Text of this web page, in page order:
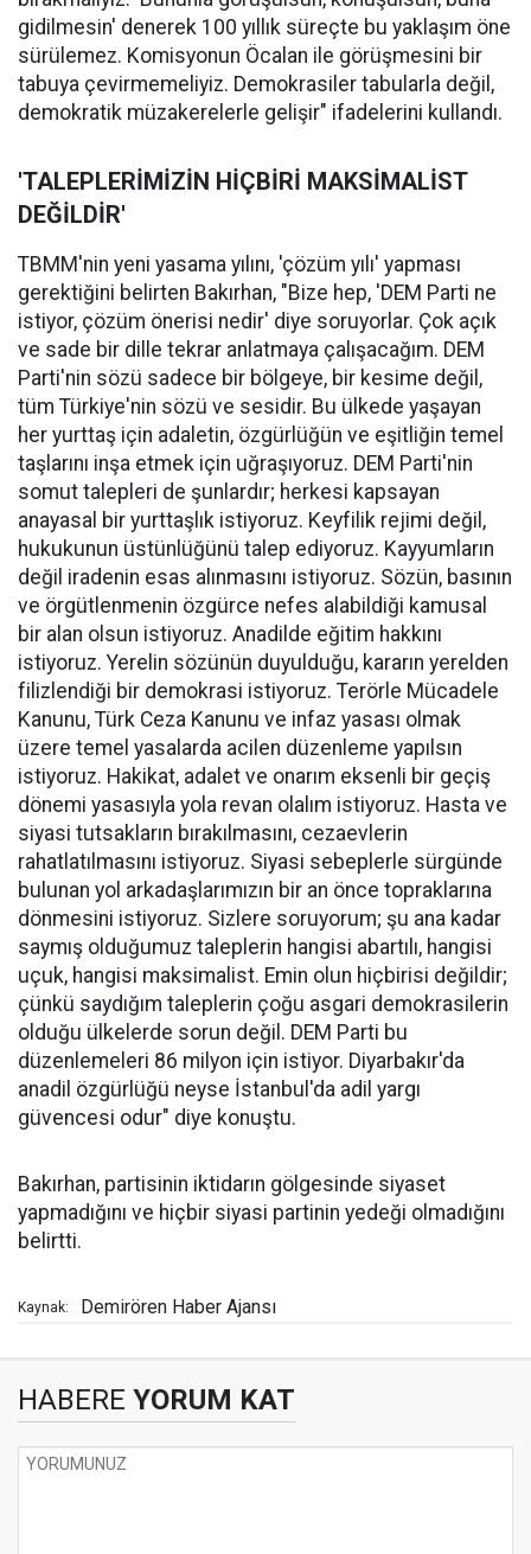
gidilmesin' denerek 100 yıllık süreçte bu yaklaşım öne
sürülemez. Komisyonun Öcalan ile görüşmesini bir
tabuya çevirmemeliyiz. Demokrasiler tabularla değil,
demokratik müzakerelerle gelişir" ifadelerini kullandı.
'TALEPLERİMİZİN HİÇBİRİ MAKSİMALİST
DEĞİLDİR'
TBMM'nin yeni yasama yılını, 'çözüm yılı' yapması
gerektiğini belirten Bakırhan, "Bize hep, 'DEM Parti ne
istiyor, çözüm önerisi nedir' diye soruyorlar. Çok açık
ve sade bir dille tekrar anlatmaya çalışacağım. DEM
Parti'nin sözü sadece bir bölgeye, bir kesime değil,
tüm Türkiye'nin sözü ve sesidir. Bu ülkede yaşayan
her yurttaş için adaletin, özgürlüğün ve eşitliğin temel
taşlarını inşa etmek için uğraşıyoruz. DEM Parti'nin
somut talepleri de şunlardır; herkesi kapsayan
anayasal bir yurttaşlık istiyoruz. Keyfilik rejimi değil,
hukukunun üstünlüğünü talep ediyoruz. Kayyumların
değil iradenin esas alınmasını istiyoruz. Sözün, basının
ve örgütlenmenin özgürce nefes alabildiği kamusal
bir alan olsun istiyoruz. Anadilde eğitim hakkını
istiyoruz. Yerelin sözünün duyulduğu, kararın yerelden
filizlendiği bir demokrasi istiyoruz. Terörle Mücadele
Kanunu, Türk Ceza Kanunu ve infaz yasası olmak
üzere temel yasalarda acilen düzenleme yapılsın
istiyoruz. Hakikat, adalet ve onarım eksenli bir geçiş
dönemi yasasıyla yola revan olalım istiyoruz. Hasta ve
siyasi tutsakların bırakılmasını, cezaevlerin
rahatlatılmasını istiyoruz. Siyasi sebeplerle sürgünde
bulunan yol arkadaşlarımızın bir an önce topraklarına
dönmesini istiyoruz. Sizlere soruyorum; şu ana kadar
saymış olduğumuz taleplerin hangisi abartılı, hangisi
uçuk, hangisi maksimalist. Emin olun hiçbirisi değildir;
çünkü saydığım taleplerin çoğu asgari demokrasilerin
olduğu ülkelerde sorun değil. DEM Parti bu
düzenlemeleri 86 milyon için istiyor. Diyarbakır'da
anadil özgürlüğü neyse İstanbul'da adil yargı
güvencesi odur" diye konuştu.
Bakırhan, partisinin iktidarın gölgesinde siyaset
yapmadığını ve hiçbir siyasi partinin yedeği olmadığını
belirtti.
Kaynak: Demirören Haber Ajansı
HABERE YORUM KAT